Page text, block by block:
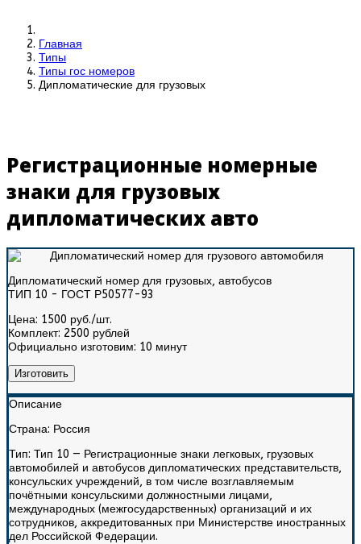
Главная
Типы
Типы гос номеров
Дипломатические для грузовых
Регистрационные номерные
знаки для грузовых
дипломатических авто
Дипломатический номер для грузовых, автобусов
ТИП 10 - ГОСТ Р50577-93
Цена: 1500 руб./шт.
Комплект: 2500 рублей
Официально изготовим: 10 минут
Изготовить
Описание
Страна: Россия
Тип: Тип 10 — Регистрационные знаки легковых, грузовых
автомобилей и автобусов дипломатических представительств,
консульских учреждений, в том числе возглавляемым
почётными консульскими должностными лицами,
международных (межгосударственных) организаций и их
сотрудников, аккредитованных при Министерстве иностранных
дел Российской Федерации.